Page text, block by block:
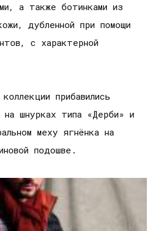
а также ботинками из
дубленной при помощи
с характерной
прибавились
на шнурках типа «Дерби» и
меху ягнёнка на
подошве.